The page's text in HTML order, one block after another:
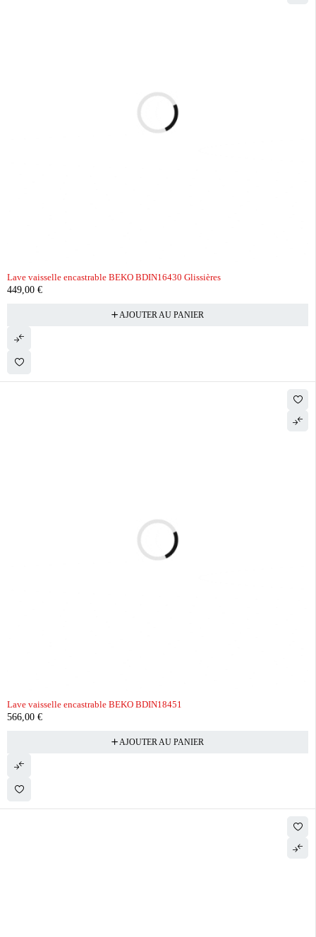
Lave vaisselle encastrable BEKO BDIN16430 Glissières
449,00 €
AJOUTER AU PANIER
Lave vaisselle encastrable BEKO BDIN18451
566,00 €
AJOUTER AU PANIER